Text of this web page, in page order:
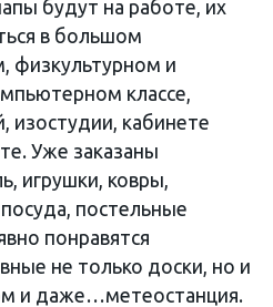
будут на работе, их
в большом
физкультурном и
классе,
изостудии, кабинете
Уже заказаны
игрушки, ковры,
постельные
понравятся
не только доски, но и
и даже…метеостанция.